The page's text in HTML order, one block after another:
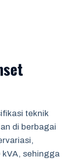
teknik
di berbagai
kVA, sehingga